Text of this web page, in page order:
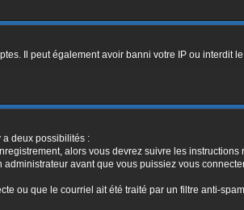
Il peut également avoir banni votre IP ou interdit
a deux possibilités :
alors vous devrez suivre les
avant que vous puissiez vous
ou que le courriel ait été traité par un filtre anti-